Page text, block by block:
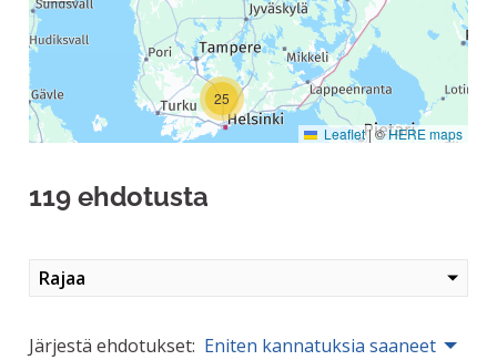
25
Leaflet|©HERE maps
119 ehdotusta
Rajaa
Järjestä ehdotukset: Eniten kannatuksia saaneet